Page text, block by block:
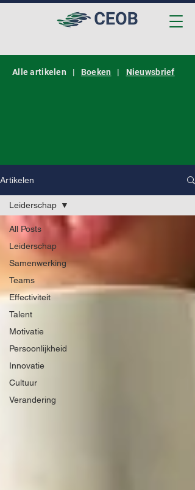
Alle artikelen | Boeken | Nieuwsbrief
Artikelen
All Posts
Leiderschap
Samenwerking
Teams
Effectiviteit
Talent
Motivatie
Persoonlijkheid
Innovatie
Cultuur
Verandering
Leiderschap